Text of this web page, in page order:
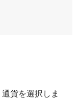
貨を選択しま